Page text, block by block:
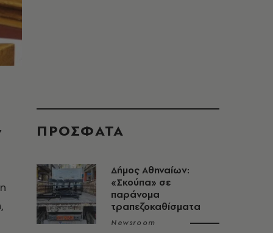
ΠΡΟΣΦΑΤΑ
Δήμος Αθηναίων:
«Σκούπα» σε
παράνομα
τραπεζοκαθίσματα
Newsroom